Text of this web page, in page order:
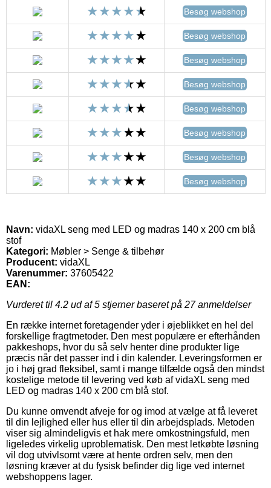
Besøg webshop
Besøg webshop
Besøg webshop
Besøg webshop
Besøg webshop
Besøg webshop
Besøg webshop
Besøg webshop
Navn: vidaXL seng med LED og madras 140 x 200 cm blå
stof
Kategori: Møbler > Senge & tilbehør
Producent: vidaXL
Varenummer: 37605422
EAN:
Vurderet til 4.2 ud af 5 stjerner baseret på 27anmeldelser
En række internet foretagender yder i øjeblikket en hel del
forskellige fragtmetoder. Den mest populære er efterhånden
pakkeshops, hvor du så selv henter dine produkter lige
præcis når det passer ind i din kalender. Leveringsformen er
jo i høj grad fleksibel, samt i mange tilfælde også den mindst
kostelige metode til levering ved køb af vidaXL seng med
LED og madras 140 x 200 cm blå stof.
Du kunne omvendt afveje for og imod at vælge at få leveret
til din lejlighed eller hus eller til din arbejdsplads. Metoden
viser sig almindeligvis et hak mere omkostningsfuld, men
ligeledes virkelig uproblematisk. Den mest letkøbte løsning
vil dog utvivlsomt være at hente ordren selv, men den
løsning kræver at du fysisk befinder dig lige ved internet
webshoppens lager.